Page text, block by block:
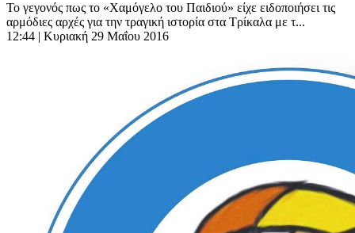
Το γεγονός πως το «Χαμόγελο του Παιδιού» είχε ειδοποιήσει τις
αρμόδιες αρχές για την τραγική ιστορία στα Τρίκαλα με τ...
12:44 | Κυριακή 29 Μαΐου 2016